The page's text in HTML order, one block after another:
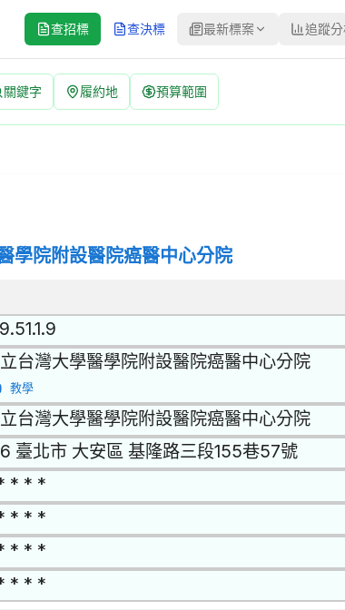
查招標 查決標 最新標案 追蹤
關鍵字 履約地 預算範圍
PA2600012 | 公開取得報價單或企劃書 公告
方式：公開取得報價單或企劃書 | 決標方式：
學院附設醫院癌醫中心分院
台灣大學醫學院附設醫院癌醫中心分院
教學
台灣大學醫學院附設醫院癌醫中心分院
臺北市 大安區 基隆路三段155巷57號
* * *
* * *
* * *
* * *